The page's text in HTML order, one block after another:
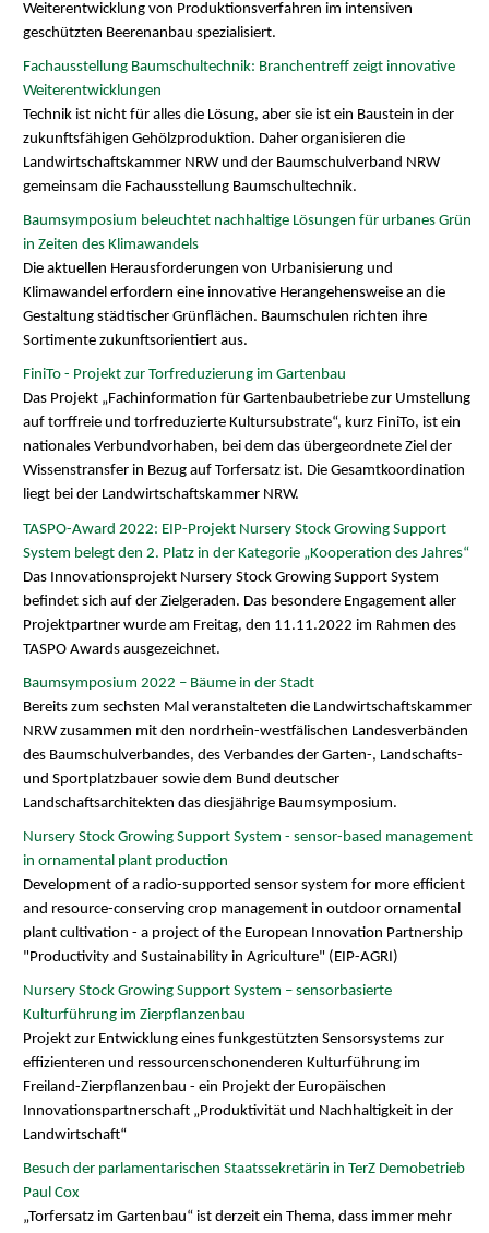
Weiterentwicklung von Produktionsverfahren im intensiven
geschützten Beerenanbau spezialisiert.
Fachausstellung Baumschultechnik: Branchentreff zeigt innovative
Weiterentwicklungen
Technik ist nicht für alles die Lösung, aber sie ist ein Baustein in der
zukunftsfähigen Gehölzproduktion. Daher organisieren die
Landwirtschaftskammer NRW und der Baumschulverband NRW
gemeinsam die Fachausstellung Baumschultechnik.
Baumsymposium beleuchtet nachhaltige Lösungen für urbanes Grün
in Zeiten des Klimawandels
Die aktuellen Herausforderungen von Urbanisierung und
Klimawandel erfordern eine innovative Herangehensweise an die
Gestaltung städtischer Grünflächen. Baumschulen richten ihre
Sortimente zukunftsorientiert aus.
FiniTo - Projekt zur Torfreduzierung im Gartenbau
Das Projekt „Fachinformation für Gartenbaubetriebe zur Umstellung
auf torffreie und torfreduzierte Kultursubstrate“, kurz FiniTo, ist ein
nationales Verbundvorhaben, bei dem das übergeordnete Ziel der
Wissenstransfer in Bezug auf Torfersatz ist. Die Gesamtkoordination
liegt bei der Landwirtschaftskammer NRW.
TASPO-Award 2022: EIP-Projekt Nursery Stock Growing Support
System belegt den 2. Platz in der Kategorie „Kooperation des Jahres“
Das Innovationsprojekt Nursery Stock Growing Support System
befindet sich auf der Zielgeraden. Das besondere Engagement aller
Projektpartner wurde am Freitag, den 11.11.2022 im Rahmen des
TASPO Awards ausgezeichnet.
Baumsymposium 2022 – Bäume in der Stadt
Bereits zum sechsten Mal veranstalteten die Landwirtschaftskammer
NRW zusammen mit den nordrhein-westfälischen Landesverbänden
des Baumschulverbandes, des Verbandes der Garten-, Landschafts-
und Sportplatzbauer sowie dem Bund deutscher
Landschaftsarchitekten das diesjährige Baumsymposium.
Nursery Stock Growing Support System - sensor-based management
in ornamental plant production
Development of a radio-supported sensor system for more efficient
and resource-conserving crop management in outdoor ornamental
plant cultivation - a project of the European Innovation Partnership
"Productivity and Sustainability in Agriculture" (EIP-AGRI)
Nursery Stock Growing Support System – sensorbasierte
Kulturführung im Zierpflanzenbau
Projekt zur Entwicklung eines funkgestützten Sensorsystems zur
effizienteren und ressourcenschonenderen Kulturführung im
Freiland-Zierpflanzenbau - ein Projekt der Europäischen
Innovationspartnerschaft „Produktivität und Nachhaltigkeit in der
Landwirtschaft“
Besuch der parlamentarischen Staatssekretärin in TerZ Demobetrieb
Paul Cox
„Torfersatz im Gartenbau“ ist derzeit ein Thema, dass immer mehr